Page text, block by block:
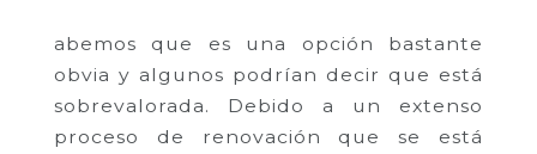
abemos que es una opción bastante
obvia y algunos podrían decir que está
sobrevalorada. Debido a un extenso
proceso de renovación que se está